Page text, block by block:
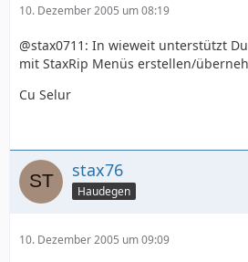
10. Dezember 2005 um 08:19
@stax0711: In wieweit unterstützt
mit StaxRip Menüs erstellen/
Cu Selur
stax76
Haudegen
10. Dezember 2005 um 09:09